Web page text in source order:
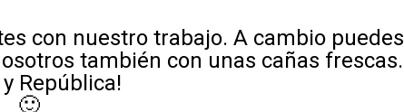
con nuestro trabajo. A cambio puedes
también con unas cañas frescas.
y República!
🙂